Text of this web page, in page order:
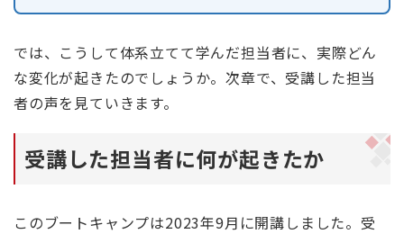
では、こうして体系立てて学んだ担当者に、実際どん
な変化が起きたのでしょうか。次章で、受講した担当
者の声を見ていきます。
受講した担当者に何が起きたか
このブートキャンプは2023年9月に開講しました。受